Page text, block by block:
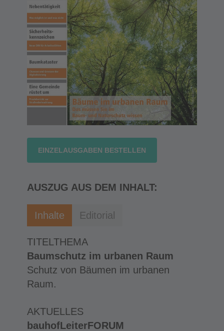
EINZELAUSGABEN BESTELLEN
AUSZUG AUS DEM INHALT:
Inhalte Editorial
TITELTHEMA
Baumschutz im urbanen Raum
Schutz von Bäumen im urbanen
Raum.
AKTUELLES
bauhofLeiterFORUM